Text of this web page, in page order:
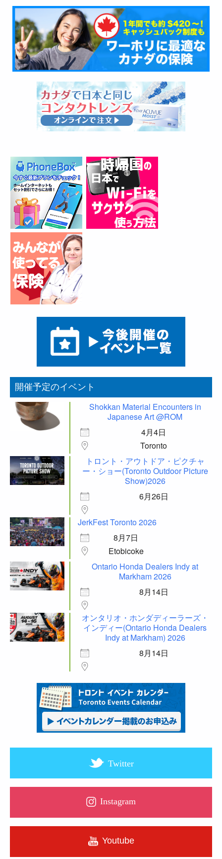
開催予定のイベント
Shokkan Material Encounters in
Japanese Art @ROM
4月4日
Toronto
トロント・アウトドア・ピクチャ
ー・ショー(Toronto Outdoor Picture
Show)2026
6月26日
JerkFest Toronto 2026
8月7日
Etobicoke
Ontario Honda Dealers Indy at
Markham 2026
8月14日
オンタリオ・ホンダディーラーズ・
インディー(Ontario Honda Dealers
Indy at Markham) 2026
8月14日
Twitter
Instagram
Youtube